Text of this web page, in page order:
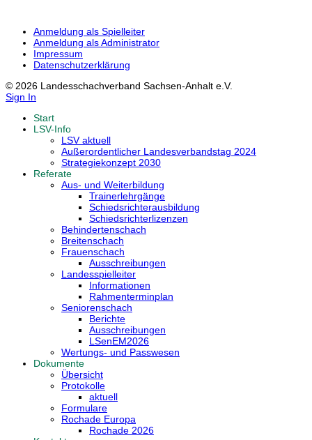
Anmeldung als Spielleiter
Anmeldung als Administrator
Impressum
Datenschutzerklärung
© 2026 Landesschachverband Sachsen-Anhalt e.V.
Sign In
Start
LSV-Info
LSV aktuell
Außerordentlicher Landesverbandstag 2024
Strategiekonzept 2030
Referate
Aus- und Weiterbildung
Trainerlehrgänge
Schiedsrichterausbildung
Schiedsrichterlizenzen
Behindertenschach
Breitenschach
Frauenschach
Ausschreibungen
Landesspielleiter
Informationen
Rahmenterminplan
Seniorenschach
Berichte
Ausschreibungen
LSenEM2026
Wertungs- und Passwesen
Dokumente
Übersicht
Protokolle
aktuell
Formulare
Rochade Europa
Rochade 2026